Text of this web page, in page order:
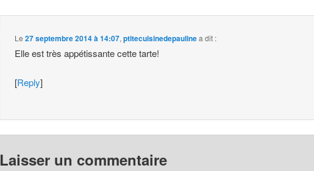
Le27 septembre 2014 à 14:07,ptitecuisinedepaulinea dit :
Elle est très appétissante cette tarte!
[Reply]
Laisser un commentaire